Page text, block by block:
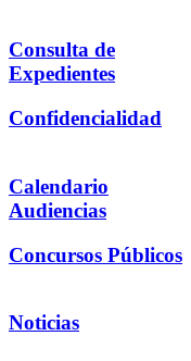
Consulta de
Expedientes
Confidencialidad
Calendario
Audiencias
Concursos Públicos
Noticias